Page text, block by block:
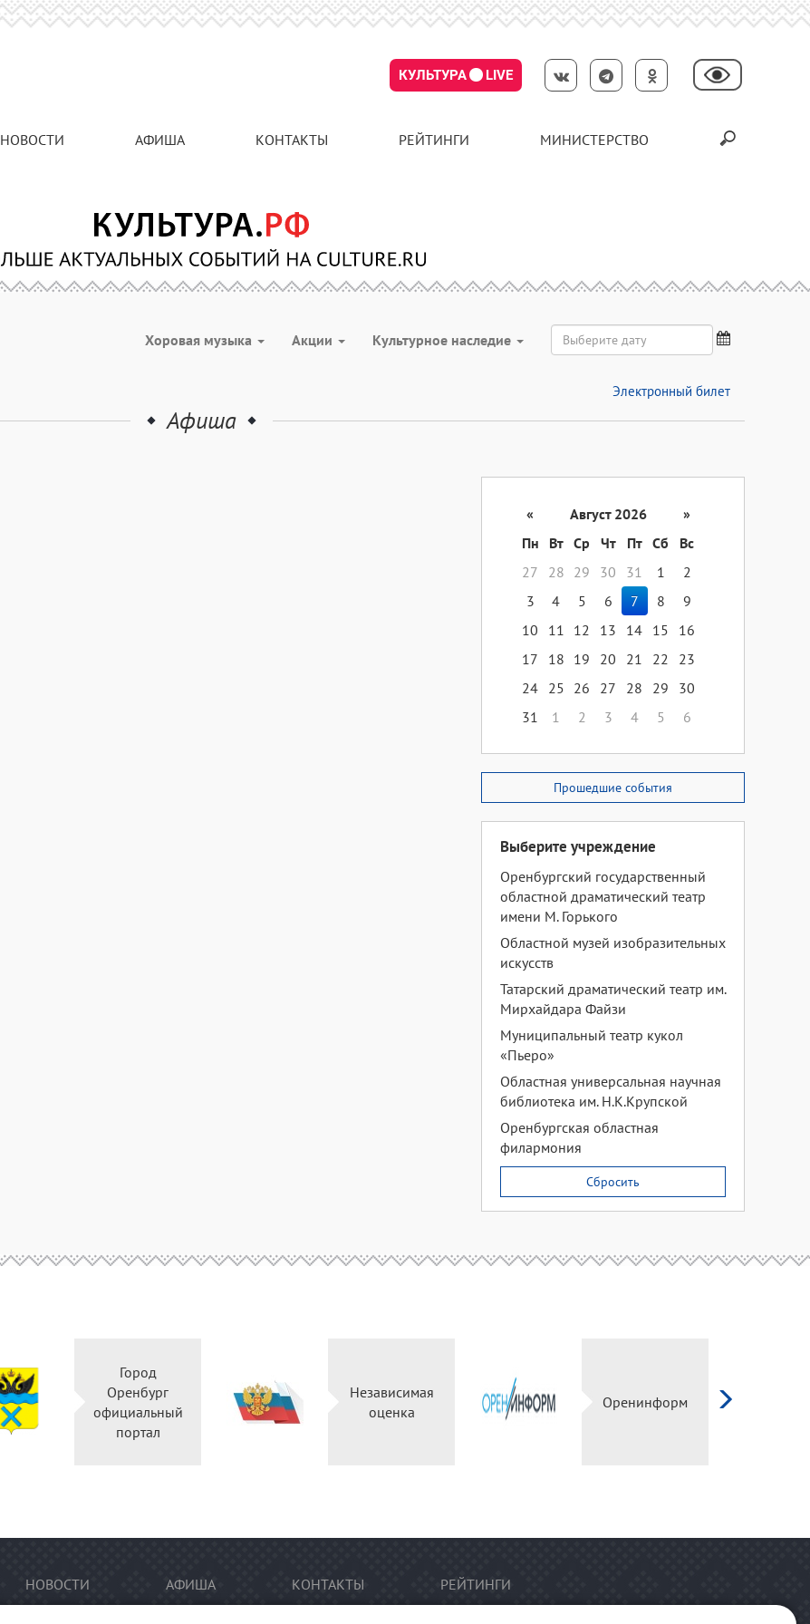
КУЛЬТУРА LIVE
НОВОСТИ АФИША КОНТАКТЫ РЕЙТИНГИ МИНИСТЕРСТВО
Хоровая музыка Акции Культурное наследие
Электронный билет
Афиша
« Август 2026
»
Пн
Вт Ср Чт Пт Сб
Вс
27
28 29 30 31 1
2
3
4 5 6 7 8
9
10
11 12 13 14 15
16
17
18 19 20 21 22
23
24 25 26 27 28 29
30
31
1 2 3 4 5 6
Прошедшие события
Выберите учреждение
Оренбургский государственный
областной драматический театр
имени М. Горького
Областной музей изобразительных
искусств
Татарский драматический театр им.
Мирхайдара Файзи
Муниципальный театр кукол
«Пьеро»
Областная универсальная научная
библиотека им. Н.К.Крупской
Оренбургская областная
филармония
Сбросить
Город
Оренбург
официальный
портал
Независимая
оценка
Оренинформ
НОВОСТИ АФИША КОНТАКТЫ РЕЙТИНГИ